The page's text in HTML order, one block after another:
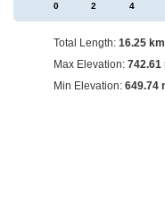
0 2 4
Total Length: 16.25 km
Max Elevation: 742.61
Min Elevation: 649.74